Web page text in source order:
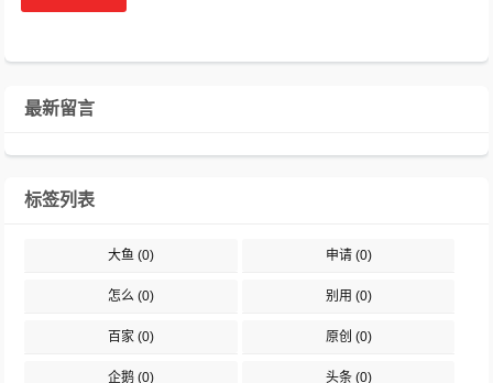
最新留言
标签列表
大鱼 (0) 申请(0)
怎么 (0) 别用 (0)
百家 (0) 原创 (0)
企鹅 (0) 头条(0)